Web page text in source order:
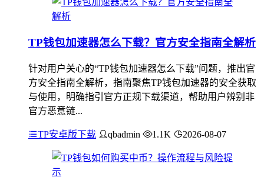
TP钱包加速器怎么下载？官方安全指南全解析
针对用户关心的“TP钱包加速器怎么下载”问题，推出官
方安全指南全解析，指南聚焦TP钱包加速器的安全获取
与使用，明确指引官方正规下载渠道，帮助用户辨别非
官方恶意链...
TP安卓版下载 qbadmin 1.1K 2026-08-07